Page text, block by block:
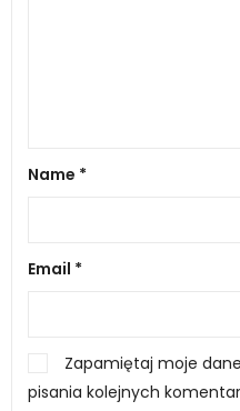
Name *
Email *
Zapamiętaj moje
pisania kolejnych